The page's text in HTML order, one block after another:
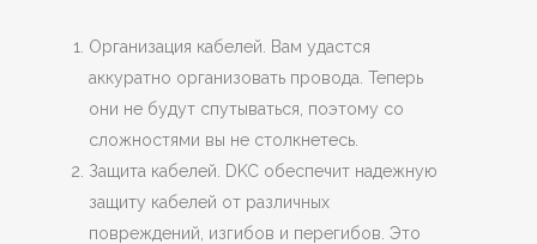
Организация кабелей. Вам удастся
аккуратно организовать провода. Теперь
они не будут спутываться, поэтому со
сложностями вы не столкнетесь.
Защита кабелей. DKC обеспечит надежную
защиту кабелей от различных
повреждений, изгибов и перегибов. Это